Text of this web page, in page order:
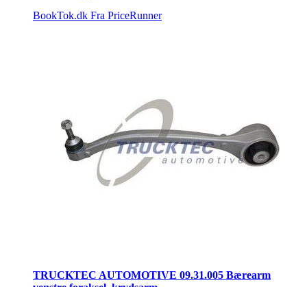
BookTok.dk Fra PriceRunner
TRUCKTEC AUTOMOTIVE 09.31.005 Bærearm